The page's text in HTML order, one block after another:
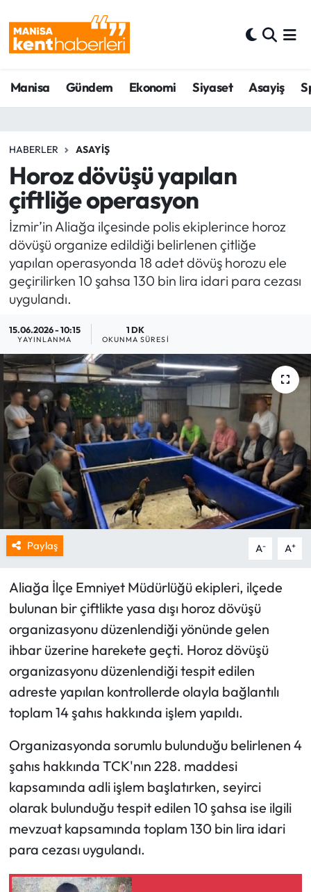
Manisa Gündem Ekonomi Siyaset Asayiş
HABERLER ASAYIŞ
Horoz dövüşü yapılan
çiftliğe operasyon
İzmir’in Aliağa ilçesinde polis ekiplerince horoz
dövüşü organize edildiği belirlenen çitliğe
yapılan operasyonda 18 adet dövüş horozu ele
geçirilirken 10 şahsa 130 bin lira idari para cezası
uygulandı.
15.06.2026 - 10:15
YAYINLANMA
1 DK
OKUNMA SÜRESI
Paylaş A- A+
Aliağa İlçe Emniyet Müdürlüğü ekipleri, ilçede
bulunan bir çiftlikte yasa dışı horoz dövüşü
organizasyonu düzenlendiği yönünde gelen
ihbar üzerine harekete geçti. Horoz dövüşü
organizasyonu düzenlendiği tespit edilen
adreste yapılan kontrollerde olayla bağlantılı
toplam 14 şahıs hakkında işlem yapıldı.
Organizasyonda sorumlu bulunduğu belirlenen 4
şahıs hakkında TCK'nın 228. maddesi
kapsamında adli işlem başlatırken, seyirci
olarak bulunduğu tespit edilen 10 şahsa ise ilgili
mevzuat kapsamında toplam 130 bin lira idari
para cezası uygulandı.
Ahmetli Hava Durumu
Ahmetli Trafik Yoğunluk Haritası
Tüm Manşetler
Son Dakika Haberleri
Haber Arşivi